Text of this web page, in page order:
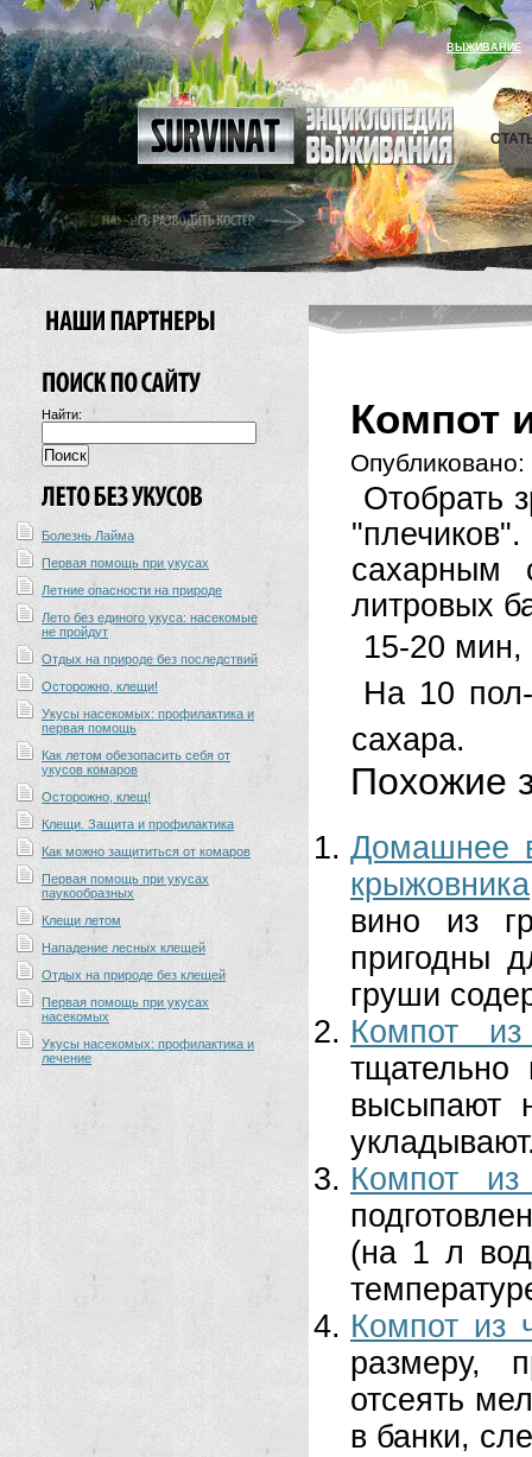
ВЫЖИВАНИЕ
Найти:
Болезнь Лайма
Первая помощь при укусах
Летние опасности на природе
Лето без единого укуса: насекомые
не пройдут
Отдых на природе без последствий
Осторожно, клещи!
Укусы насекомых: профилактика и
первая помощь
Как летом обезопасить себя от
укусов комаров
Осторожно, клещ!
Клещи. Защита и профилактика
Как можно защититься от комаров
Первая помощь при укусах
паукообразных
Клещи летом
Нападение лесных клещей
Отдых на природе без клещей
Первая помощь при укусах
насекомых
Укусы насекомых: профилактика и
лечение
Компот
Опубликовано:
Отобрать
сахарным
литровых
15-20
На 10
сахара.
Похожие
Домашнее
вино из
пригодны
груши
Компот
высыпают
Компот
(на 1 л
Компот из
размеру,
отсеять
в банки,